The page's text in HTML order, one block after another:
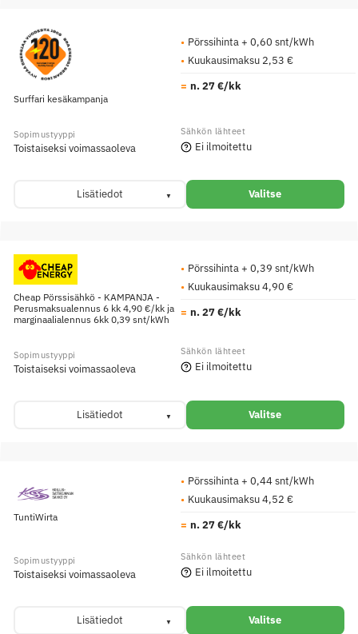
Surffari kesäkampanja
Pörssihinta + 0,60 snt/kWh
Kuukausimaksu 2,53 €
n. 27 €/kk
Toistaiseksi voimassaoleva Ei ilmoitettu
Lisätiedot Valitse
Cheap Pörssisähkö - KAMPANJA -
Perusmaksualennus 6 kk 4,90 €/kk ja
marginaalialennus 6kk 0,39 snt/kWh
Pörssihinta + 0,39 snt/kWh
Kuukausimaksu 4,90 €
n. 27 €/kk
Toistaiseksi voimassaoleva Ei ilmoitettu
Lisätiedot Valitse
TuntiWirta
Pörssihinta + 0,44 snt/kWh
Kuukausimaksu 4,52 €
n. 27 €/kk
Toistaiseksi voimassaoleva Ei ilmoitettu
Lisätiedot Valitse